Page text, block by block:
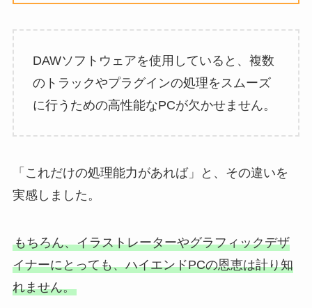
DAWソフトウェアを使用していると、複数
のトラックやプラグインの処理をスムーズ
に行うための高性能なPCが欠かせません。
「これだけの処理能力があれば」と、その違いを
実感しました。
もちろん、イラストレーターやグラフィックデザ
イナーにとっても、ハイエンドPCの恩恵は計り知
れません。